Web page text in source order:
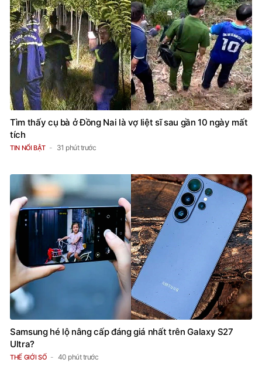
Tìm thấy cụ bà ở Đồng Nai là vợ liệt sĩ sau gần 10 ngày mất
tích
TIN NỔI BẬT 31 phút trước
Samsung hé lộ nâng cấp đáng giá nhất trên Galaxy S27
Ultra?
THẾ GIỚI SỐ 40 phút trước